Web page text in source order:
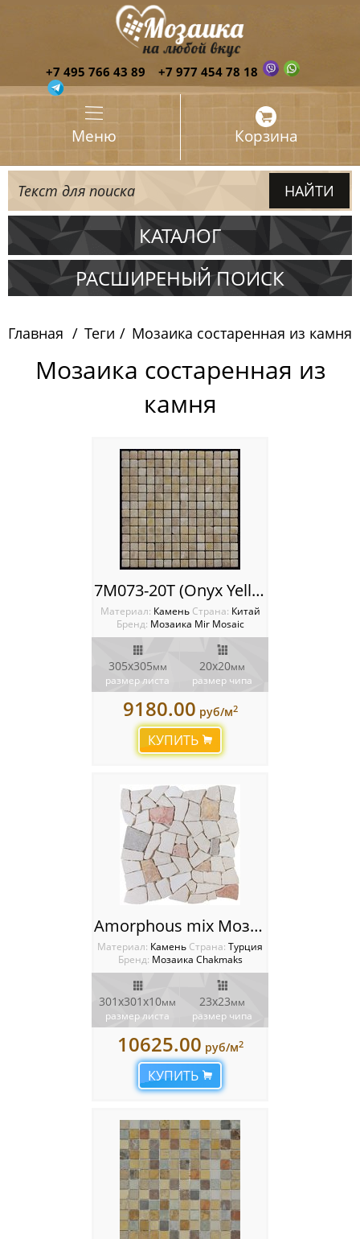
+7 495 766 43 89 +7 977 454 78 18
Меню Корзина
КАТАЛОГ
Испания
Китай
Россия
РАСШИРЕНЫЙ ПОИСК
Главная Теги Мозаика состаренная из камня
Мозаика состаренная из
камня
7M073-20T (Onyx Yellow) Мозаика Mir Mosaic
Материал: Камень Cтрана: Китай
Бренд: Мозаика Mir Mosaic
305x305мм
размер листа
20х20мм
размер чипа
9180.00 руб/м2
КУПИТЬ
Amorphous mix Мозаика Chakmaks
Материал: Камень Cтрана: Турция
Бренд: Мозаика Chakmaks
301х301х10мм
размер листа
23х23мм
размер чипа
10625.00 руб/м2
КУПИТЬ